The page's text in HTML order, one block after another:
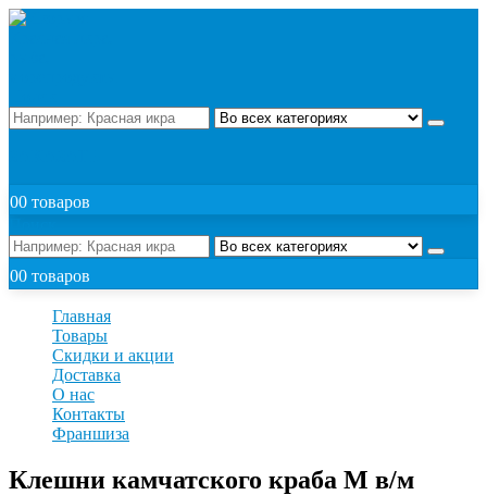
00 товаров
00 товаров
Главная
Товары
Скидки и акции
Доставка
О нас
Контакты
Франшиза
Клешни камчатского краба M в/м